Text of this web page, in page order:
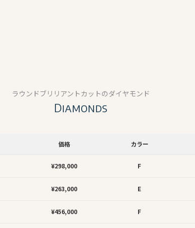
Diamonds
ラウンドブリリアントカットのダイヤモンド
価格 カラー
¥298,000 F
¥263,000 E
¥456,000 F